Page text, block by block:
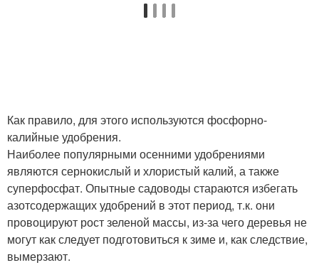
Как правило, для этого используются фосфорно-
калийные удобрения.
Наиболее популярными осенними удобрениями
являются сернокислый и хлористый калий, а также
суперфосфат. Опытные садоводы стараются избегать
азотсодержащих удобрений в этот период, т.к. они
провоцируют рост зеленой массы, из-за чего деревья не
могут как следует подготовиться к зиме и, как следствие,
вымерзают.